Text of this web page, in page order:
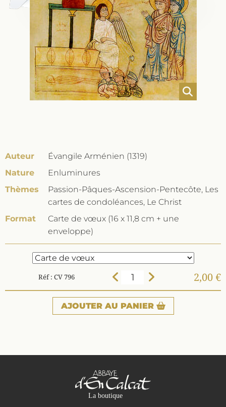
Auteur
Évangile Arménien (1319)
Nature
Enluminures
Thèmes
Passion-Pâques-Ascension-Pentecôte, Les
cartes de condoléances, Le Christ
Format
Carte de vœux (16 x 11,8 cm + une
enveloppe)
Réf : CV 796 2,00 €
AJOUTER AU PANIER